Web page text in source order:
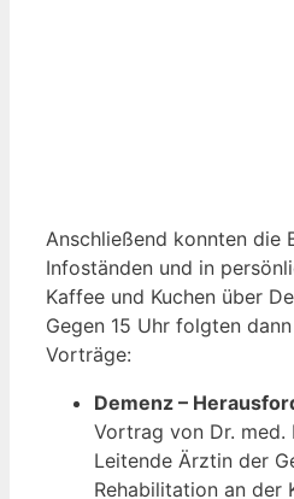
Anschließend konnten die
Infoständen und in
Kaffee und Kuchen über
Gegen 15 Uhr folgten
Vorträge:
Demenz –
Vortrag von Dr. med.
Leitende Ärztin der
Rehabilitation an der